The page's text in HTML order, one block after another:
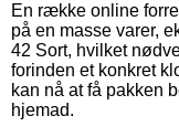
En række online
på en masse varer,
42 Sort, hvilket
forinden et konkret
kan nå at få pakken
hjemad.